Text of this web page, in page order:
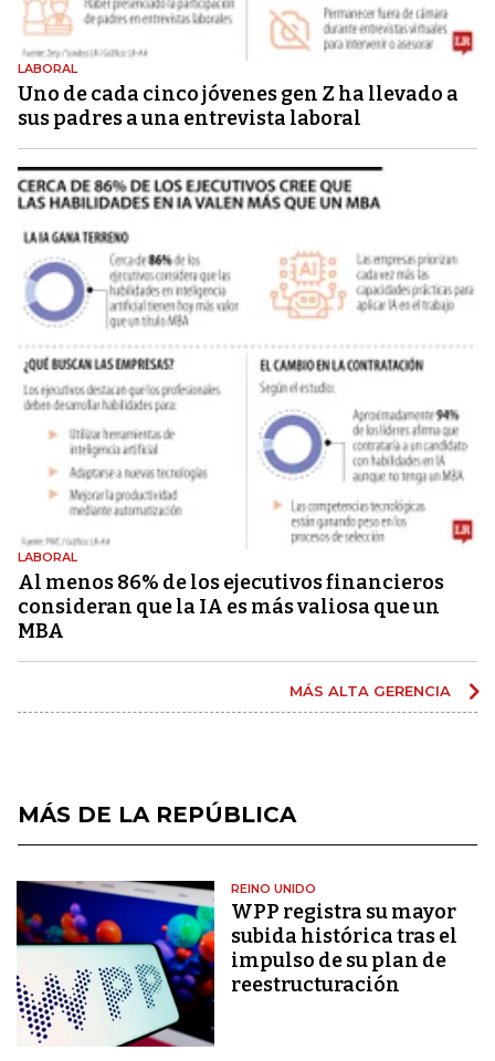
LABORAL
Uno de cada cinco jóvenes gen Z ha llevado a
sus padres a una entrevista laboral
LABORAL
Al menos 86% de los ejecutivos financieros
consideran que la IA es más valiosa que un
MBA
MÁS ALTA GERENCIA
MÁS DE LA REPÚBLICA
REINO UNIDO
WPP registra su mayor
subida histórica tras el
impulso de su plan de
reestructuración